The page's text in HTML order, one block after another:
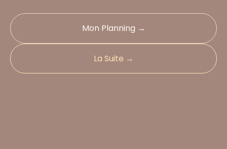
Mon Planning →
La Suite →